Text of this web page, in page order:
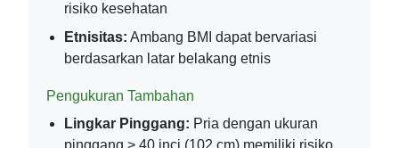
risiko kesehatan
Etnisitas: Ambang BMI dapat bervariasi
berdasarkan latar belakang etnis
Pengukuran Tambahan
Lingkar Pinggang: Pria dengan ukuran
pinggang > 40 inci (102 cm) memiliki risiko